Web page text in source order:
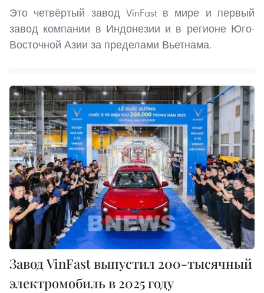
Это четвёртый завод VinFast в мире и первый
завод компании в Индонезии и в регионе Юго-
Восточной Азии за пределами Вьетнама.
Завод VinFast выпустил 200-тысячный
электромобиль в 2025 году